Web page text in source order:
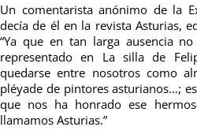
Un comentarista anónimo de la
decía de él en la revista Asturias,
“Ya que en tan larga ausencia
representado en La silla de
quedarse entre nosotros como
pléyade de pintores asturianos…;
que nos ha honrado ese
llamamos Asturias.”